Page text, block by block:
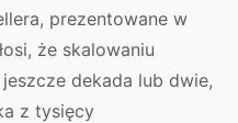
prezentowane w
że skalowaniu
dekada lub dwie,
z tysięcy